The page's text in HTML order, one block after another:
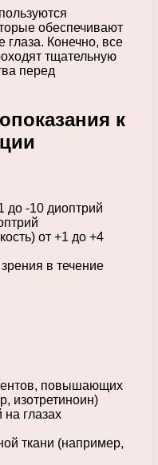
обеспечивают
Конечно, все
тщательную
перед
к
до -10 диоптрий
от +1 до +4
в течение
повышающих
изотретиноин)
глазах
ткани (например,